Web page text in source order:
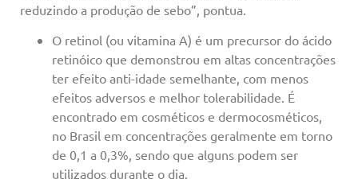
reduzindo a produção de sebo”, pontua.
O retinol (ou vitamina A) é um precursor do ácido
retinóico que demonstrou em altas concentrações
ter efeito anti-idade semelhante, com menos
efeitos adversos e melhor tolerabilidade. É
encontrado em cosméticos e dermocosméticos,
no Brasil em concentrações geralmente em torno
de 0,1 a 0,3%, sendo que alguns podem ser
utilizados durante o dia.